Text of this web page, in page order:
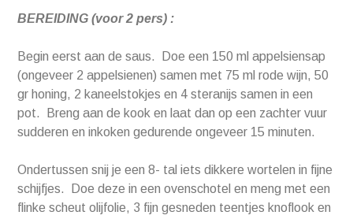
BEREIDING (voor 2 pers) :
Begin eerst aan de saus. Doe een 150 ml appelsiensap
(ongeveer 2 appelsienen) samen met 75 ml rode wijn, 50
gr honing, 2 kaneelstokjes en 4 steranijs samen in een
pot. Breng aan de kook en laat dan op een zachter vuur
sudderen en inkoken gedurende ongeveer 15 minuten.
Ondertussen snij je een 8- tal iets dikkere wortelen in fijne
schijfjes. Doe deze in een ovenschotel en meng met een
flinke scheut olijfolie, 3 fijn gesneden teentjes knoflook en